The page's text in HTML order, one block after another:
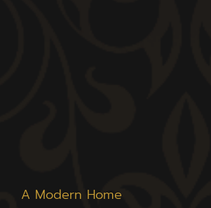
A Modern Home